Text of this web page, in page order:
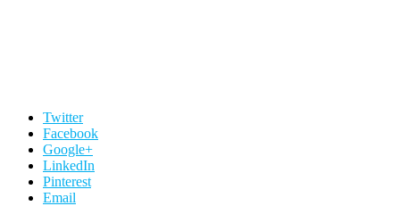
Twitter
Facebook
Google+
LinkedIn
Pinterest
Email